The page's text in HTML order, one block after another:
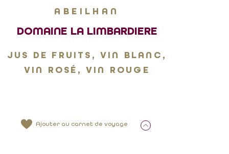
ABEILHAN
DOMAINE LA LIMBARDIERE
JUS DE FRUITS, VIN BLANC,
VIN ROSÉ, VIN ROUGE
Ajouter au carnet de voyage